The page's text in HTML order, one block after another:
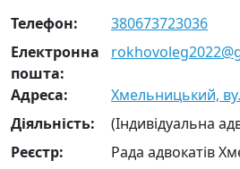
Телефон:
380673723036
Електронна
пошта:
Адреса:
Хмельницький,
Діяльність:
(Індивідуальна
Реєстр:
Рада адвокатів